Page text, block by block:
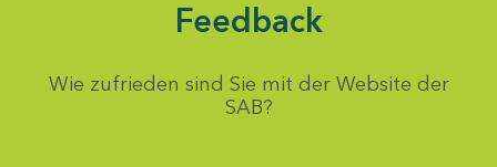
Feedback
Wie zufrieden sind Sie mit der Website der
SAB?